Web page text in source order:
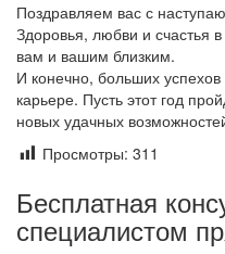
Поздравляем вас с
Здоровья, любви и счастья
вам и вашим близким.
И конечно, больших
карьере. Пусть этот год
новых удачных
Просмотры: 311
Бесплатная
специалистом